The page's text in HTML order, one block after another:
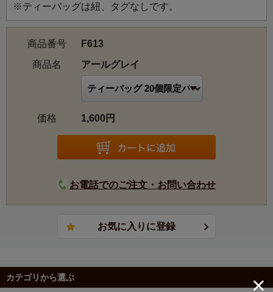
※ティーバッグ1個で500ml（オリジナル・ハンディークー
ラー1/2・約1本分）、2個で1L（オリジナル・ハンディーク
アールグレイ：祁門紅茶をベースに、ベルガモットで香り
づけしたオーソドックスなアールグレイ。ストレートでも
ミルクティーでもおいしい、人気の紅茶です。
※ティーバッグは紐、タグなしです。
商品番号
F613
商品名
アールグレイ
価格 1,600円
お電話でのご注文・お問い合わせ
カテゴリから選ぶ